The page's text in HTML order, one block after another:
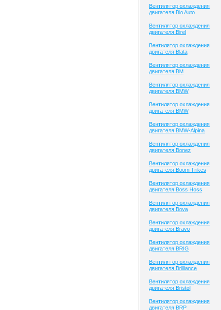
Вентилятор охлаждения
двигателя Bio Auto
Вентилятор охлаждения
двигателя Birel
Вентилятор охлаждения
двигателя Blata
Вентилятор охлаждения
двигателя BM
Вентилятор охлаждения
двигателя BMW
Вентилятор охлаждения
двигателя BMW
Вентилятор охлаждения
двигателя BMW-Alpina
Вентилятор охлаждения
двигателя Bonez
Вентилятор охлаждения
двигателя Boom Trikes
Вентилятор охлаждения
двигателя Boss Hoss
Вентилятор охлаждения
двигателя Bova
Вентилятор охлаждения
двигателя Bravo
Вентилятор охлаждения
двигателя BRIG
Вентилятор охлаждения
двигателя Brilliance
Вентилятор охлаждения
двигателя Bristol
Вентилятор охлаждения
двигателя BRP